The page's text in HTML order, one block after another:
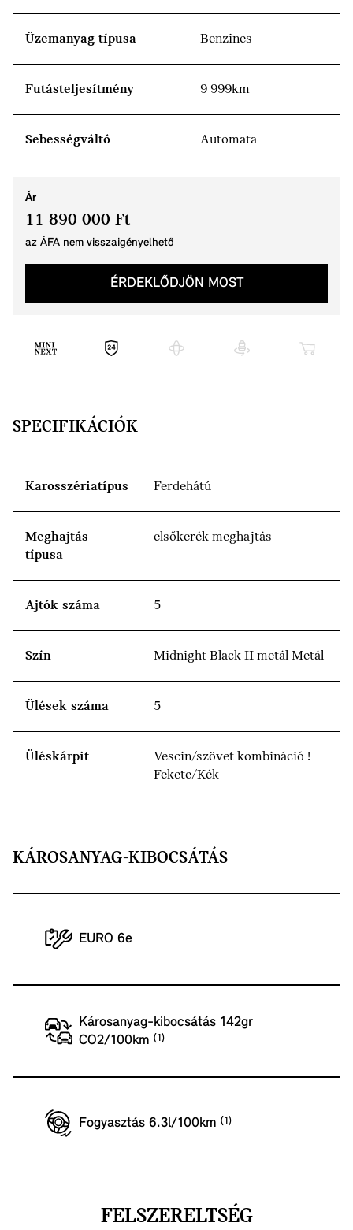
Üzemanyag típusa Benzines
Futásteljesítmény 9 999km
Sebességváltó Automata
Ár
11 890 000 Ft
az ÁFA nem visszaigényelhető
ÉRDEKLŐDJÖN MOST
SPECIFIKÁCIÓK
Karosszériatípus Ferdehátú
Meghajtás
típusa
elsőkerék-meghajtás
Ajtók száma 5
Szín Midnight Black II metál Metál
Ülések száma 5
Üléskárpit
Vescin/szövet kombináció !
Fekete/Kék
KÁROSANYAG-KIBOCSÁTÁS
EURO 6e
Károsanyag-kibocsátás 142gr
CO2/100km
Fogyasztás 6.3l/100km
FELSZERELTSÉG